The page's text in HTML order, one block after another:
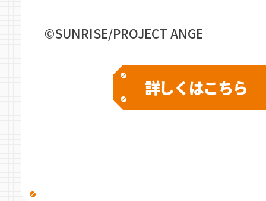
©SUNRISE/PROJECT ANGE
詳しくはこちら